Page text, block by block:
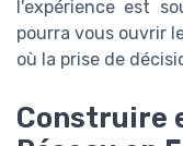
l'expérience est
pourra vous ouvrir
où la prise de
Construire